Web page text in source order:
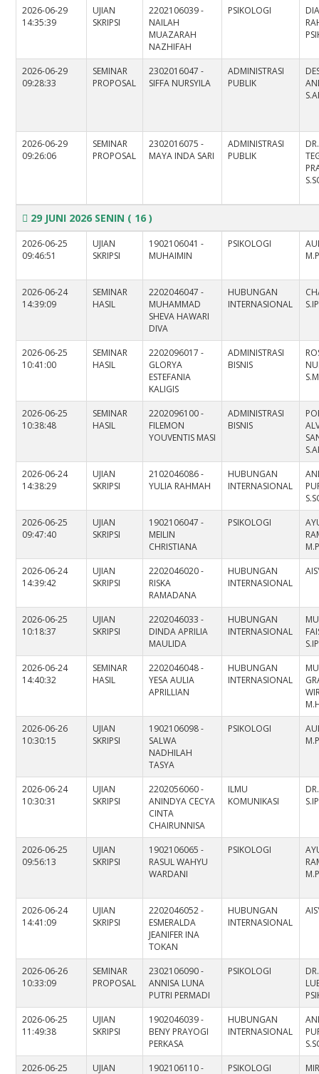
2026-06-29
14:35:39
UJIAN
SKRIPSI
2202106039 -
NAILAH
MUAZARAH
NAZHIFAH
PSIKOLOGI
2026-06-29
09:28:33
SEMINAR
PROPOSAL
2302016047 -
SIFFA NURSYILA
ADMINISTRASI
PUBLIK
2026-06-29
09:26:06
SEMINAR
PROPOSAL
2302016075 -
MAYA INDA SARI
ADMINISTRASI
PUBLIK
29 JUNI 2026 SENIN ( 16 )
2026-06-25
09:46:51
UJIAN
SKRIPSI
1902106041 -
MUHAIMIN
PSIKOLOGI
2026-06-24
14:39:09
SEMINAR
HASIL
2202046047 -
MUHAMMAD
SHEVA HAWARI
DIVA
HUBUNGAN
INTERNASIONAL
2026-06-25
10:41:00
SEMINAR
HASIL
2202096017 -
GLORYA
ESTEFANIA
KALIGIS
ADMINISTRASI
BISNIS
2026-06-25
10:38:48
SEMINAR
HASIL
2202096100 -
FILEMON
YOUVENTIS MASI
ADMINISTRASI
BISNIS
2026-06-24
14:38:29
UJIAN
SKRIPSI
2102046086 -
YULIA RAHMAH
HUBUNGAN
INTERNASIONAL
2026-06-25
09:47:40
UJIAN
SKRIPSI
1902106047 -
MEILIN
CHRISTIANA
PSIKOLOGI
2026-06-24
14:39:42
UJIAN
SKRIPSI
2202046020 -
RISKA
RAMADANA
HUBUNGAN
INTERNASIONAL
2026-06-25
10:18:37
UJIAN
SKRIPSI
2202046033 -
DINDA APRILIA
MAULIDA
HUBUNGAN
INTERNASIONAL
2026-06-24
14:40:32
SEMINAR
HASIL
2202046048 -
YESA AULIA
APRILLIAN
HUBUNGAN
INTERNASIONAL
2026-06-26
10:30:15
UJIAN
SKRIPSI
1902106098 -
SALWA
NADHILAH
TASYA
PSIKOLOGI
2026-06-24
10:30:31
UJIAN
SKRIPSI
2202056060 -
ANINDYA CECYA
CINTA
CHAIRUNNISA
ILMU
KOMUNIKASI
2026-06-25
09:56:13
UJIAN
SKRIPSI
1902106065 -
RASUL WAHYU
WARDANI
PSIKOLOGI
2026-06-24
14:41:09
UJIAN
SKRIPSI
2202046052 -
ESMERALDA
JEANIFER INA
TOKAN
HUBUNGAN
INTERNASIONAL
2026-06-26
10:33:09
SEMINAR
PROPOSAL
2302106090 -
ANNISA LUNA
PUTRI PERMADI
PSIKOLOGI
2026-06-25
11:49:38
UJIAN
SKRIPSI
1902046039 -
BENY PRAYOGI
PERKASA
HUBUNGAN
INTERNASIONAL
2026-06-25
UJIAN
1902106110 -
PSIKOLOGI